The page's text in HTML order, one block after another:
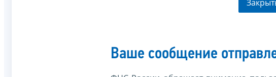
Ваше сообщение